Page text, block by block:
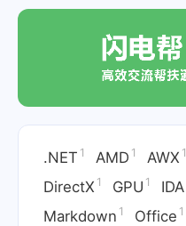
.NET 1 AMD 1 AWX 1
DirectX 1 GPU 1 IDA
Markdown 1 Office 1